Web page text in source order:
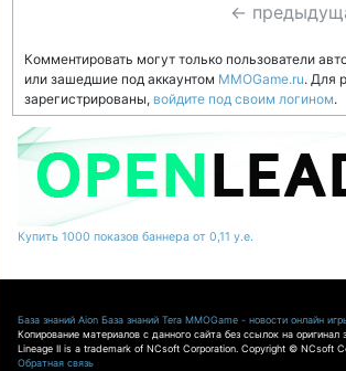
←
Комментировать могут только пользователи
или зашедшие под аккаунтом MMOGame.ru. Для
зарегистрированы, войдите под своим логином.
Купить 1000 показов баннера от 0,11 у.е.
База знаний Aion База знаний Tera MMOGame - новости онлайн
Копирование материалов с данного сайта без ссылок на оригинал
Lineage II is a trademark of NCsoft Corporation. Copyright © NCsoft
Обратная связь